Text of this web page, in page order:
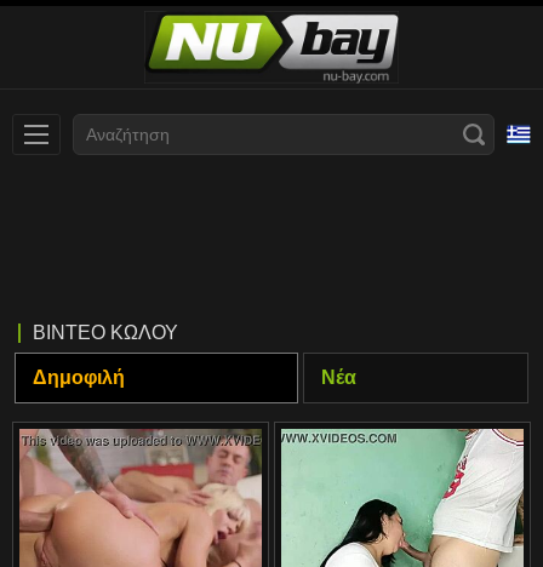
Deutsch
Српски
Norsk
ภาษาไทย
한국어
汉语
Русский
Español
Svenska
Français
ΒΊΝΤΕΟ ΚΏΛΟΥ
Δημοφιλή Νέα